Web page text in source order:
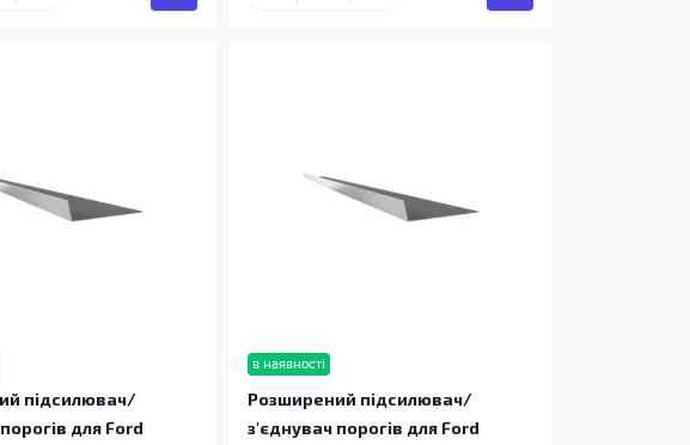
підсилювач/
для Ford
в наявності
Розширений підсилювач/
з'єднувач порогів для Ford